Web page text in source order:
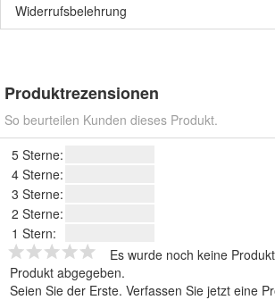
Widerrufsbelehrung
Produktrezensionen
So beurteilen Kunden dieses Produkt.
5 Sterne:
4 Sterne:
3 Sterne:
2 Sterne:
1 Stern:
Es wurde noch keine
Produkt abgegeben.
Seien Sie der Erste. Verfassen Sie jetzt eine